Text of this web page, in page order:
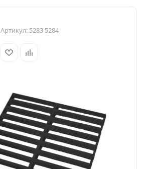
Артикул: 5283 5284